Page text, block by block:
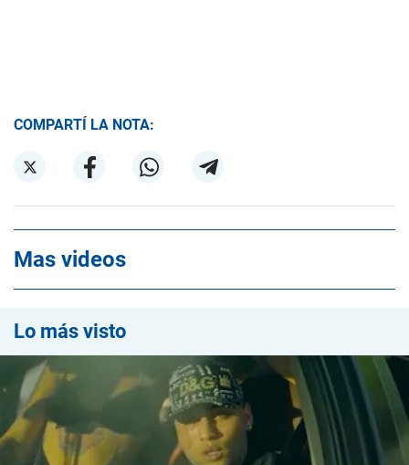
COMPARTÍ LA NOTA:
Mas videos
Lo más visto